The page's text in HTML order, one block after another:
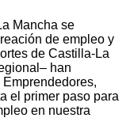
Mancha se
de empleo y
de Castilla-La
han
el primer paso para
en nuestra